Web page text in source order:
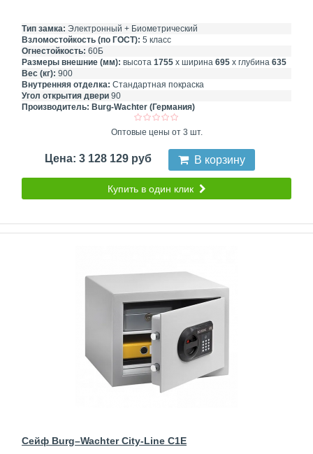
Тип замка: Электронный + Биометрический
Взломостойкость (по ГОСТ): 5 класс
Огнестойкость: 60Б
Размеры внешние (мм): высота 1755 х ширина 695 х глубина 635
Вес (кг): 900
Внутренняя отделка: Стандартная покраска
Угол открытия двери 90
Производитель: Burg-Wachter (Германия)
Оптовые цены от 3 шт.
Цена: 3 128 129 руб В корзину
Купить в один клик
Сейф Burg–Wachter City-Line C1E